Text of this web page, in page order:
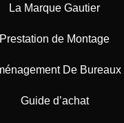
La Marque Gautier
Prestation de Montage
De Bureaux
Guide d’achat